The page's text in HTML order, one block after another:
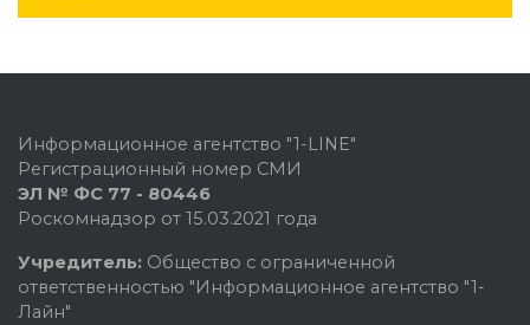
Информационное агентство "1-LINE"
Регистрационный номер СМИ
ЭЛ № ФС 77 - 80446
Роскомнадзор от 15.03.2021 года
Учредитель: Общество с ограниченной
ответственностью "Информационное агентство "1-
Лайн"